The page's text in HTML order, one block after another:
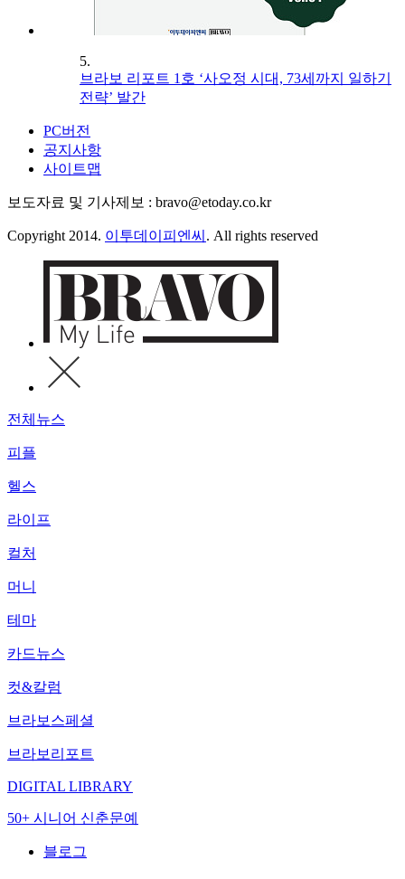
5.
브라보 리포트 1호 ‘사오정 시대, 73세까지 일하기
전략’ 발간
PC버전
공지사항
사이트맵
보도자료 및 기사제보 : bravo@etoday.co.kr
Copyright 2014. 이투데이피엔씨 . All rights reserved
전체뉴스
피플
헬스
라이프
컬처
머니
테마
카드뉴스
컷&칼럼
브라보스페셜
브라보리포트
DIGITAL LIBRARY
50+ 시니어 신춘문예
블로그